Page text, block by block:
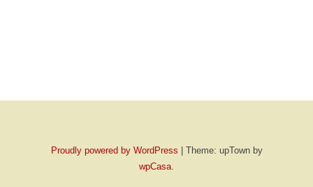
Proudly powered by WordPress
Theme: upTown by
wpCasa.